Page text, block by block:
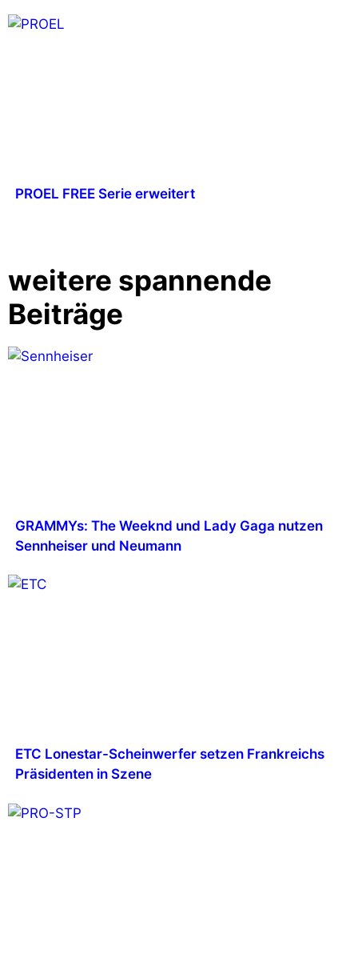
PROEL FREE Serie erweitert
weitere spannende
Beiträge
GRAMMYs: The Weeknd und Lady Gaga nutzen
Sennheiser und Neumann
ETC Lonestar-Scheinwerfer setzen Frankreichs
Präsidenten in Szene